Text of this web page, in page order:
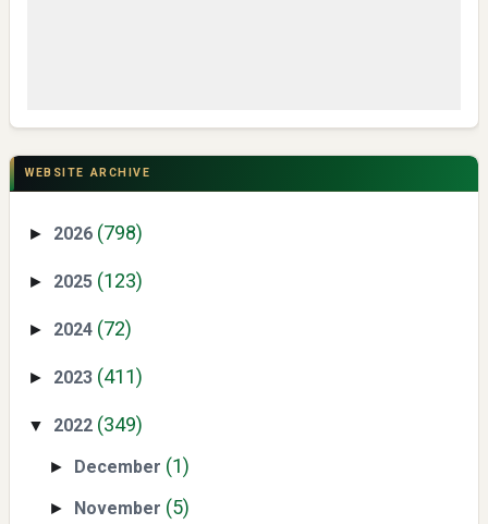
Hasil Panen
Non-Academic Prominence Versi EduRank 2026
WEBSITE ARCHIVE
► 2026 (798)
► 2025 (123)
► 2024 (72)
► 2023 (411)
▼ 2022 (349)
► December (1)
► November (5)